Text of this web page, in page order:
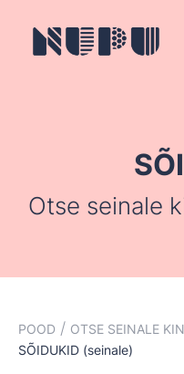
Otse seinale
POOD / OTSE SEINALE
SÕIDUKID (seinale)